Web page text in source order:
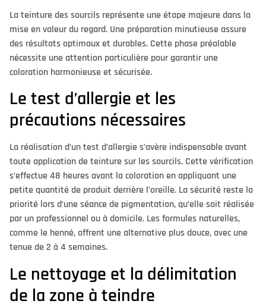
La teinture des sourcils représente une étape majeure dans la
mise en valeur du regard. Une préparation minutieuse assure
des résultats optimaux et durables. Cette phase préalable
nécessite une attention particulière pour garantir une
coloration harmonieuse et sécurisée.
Le test d’allergie et les
précautions nécessaires
La réalisation d’un test d’allergie s’avère indispensable avant
toute application de teinture sur les sourcils. Cette vérification
s’effectue 48 heures avant la coloration en appliquant une
petite quantité de produit derrière l’oreille. La sécurité reste la
priorité lors d’une séance de pigmentation, qu’elle soit réalisée
par un professionnel ou à domicile. Les formules naturelles,
comme le henné, offrent une alternative plus douce, avec une
tenue de 2 à 4 semaines.
Le nettoyage et la délimitation
de la zone à teindre